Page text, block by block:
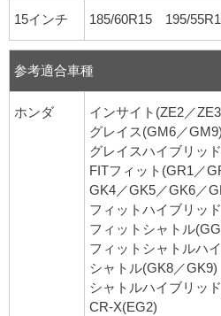
15インチ 185/60R15 195/
参考適合車種
ホンダ
インサイト(ZE2／
グレイス(GM6／GM9)
グレイスハイブリッ
FITフィット(GR1／
GK4／GK5／GK6／
フィットハイブリッ
フィットシャトル
フィットシャトルハ
シャトル(GK8／GK9)
シャトルハイブリッ
CR-X(EG2)